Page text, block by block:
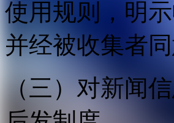
使用规则，明
并经被收集者
（三）对新闻